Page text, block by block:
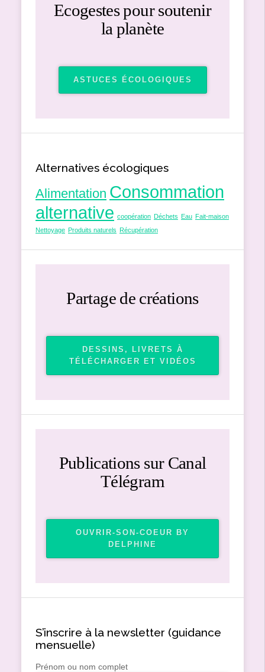
Ecogestes pour soutenir
la planète
ASTUCES ÉCOLOGIQUES
Alternatives écologiques
Alimentation Consommation
alternative coopération Déchets Eau Fait-maison
Nettoyage Produits naturels Récupération
Partage de créations
DESSINS, LIVRETS À
TÉLÉCHARGER ET VIDÉOS
Publications sur Canal
Télégram
OUVRIR-SON-COEUR BY
DELPHINE
S’inscrire à la newsletter (guidance
mensuelle)
Prénom ou nom complet